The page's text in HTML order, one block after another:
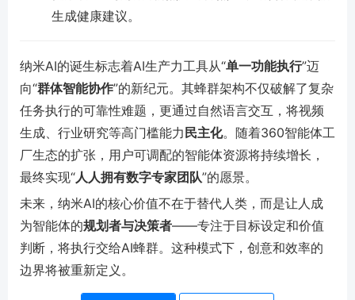
生成健康建议。
纳米AI的诞生标志着AI生产力工具从“单一功能执行”迈
向“群体智能协作”的新纪元。其蜂群架构不仅破解了复杂
任务执行的可靠性难题，更通过自然语言交互，将视频
生成、行业研究等高门槛能力民主化。随着360智能体工
厂生态的扩张，用户可调配的智能体资源将持续增长，
最终实现“人人拥有数字专家团队”的愿景。
未来，纳米AI的核心价值不在于替代人类，而是让人成
为智能体的规划者与决策者——专注于目标设定和价值
判断，将执行交给AI蜂群。这种模式下，创意和效率的
边界将被重新定义。